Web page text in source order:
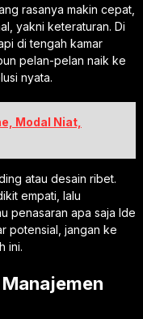
rasanya makin cepat,
yakni keteraturan. Di
di tengah kamar
pelan-pelan naik ke
nyata.
Modal Niat,
atau desain ribet.
empati, lalu
penasaran apa saja Ide
potensial, jangan ke
ini.